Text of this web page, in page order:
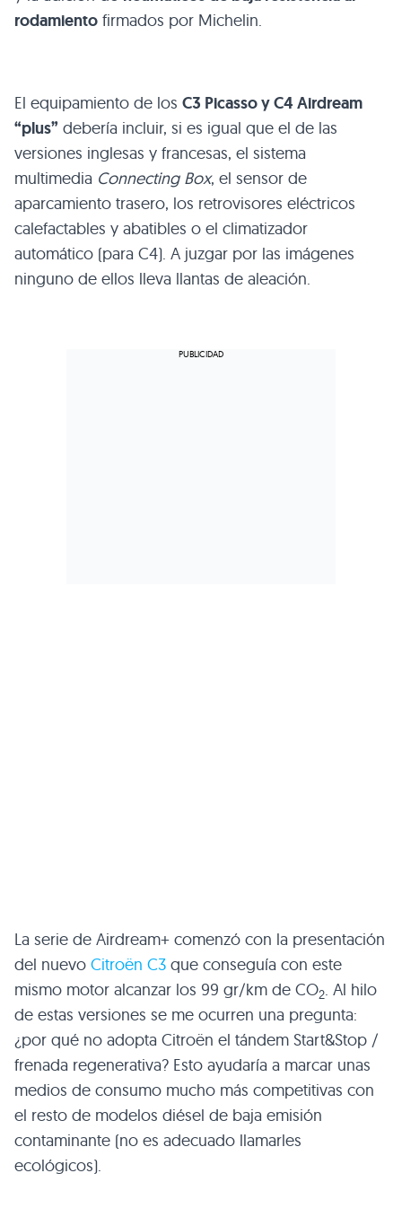
rodamiento firmados por Michelin.
El equipamiento de los C3 Picasso yC4 Airdream
“plus” debería incluir, si es igual que el de las
versiones inglesas y francesas, el sistema
multimedia Connecting Box, el sensor de
aparcamiento trasero, los retrovisores eléctricos
calefactables y abatibles o el climatizador
automático (para C4). A juzgar por las imágenes
ninguno de ellos lleva llantas de aleación.
La serie de Airdream+ comenzó con la presentación
del nuevo Citroën C3 que conseguía con este
mismo motor alcanzar los 99 gr/km de CO2. Al hilo
de estas versiones se me ocurren una pregunta:
¿por qué no adopta Citroën el tándem Start&Stop /
frenada regenerativa? Esto ayudaría a marcar unas
medios de consumo mucho más competitivas con
el resto de modelos diésel de baja emisión
contaminante (no es adecuado llamarles
ecológicos).